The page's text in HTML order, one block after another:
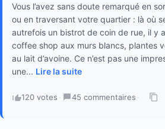
Vous l’avez sans doute remarqué en
ou en traversant votre quartier : là où
autrefois un bistrot de coin de rue, il y
coffee shop aux murs blancs, plantes
au lait d’avoine. Ce n’est pas une
une... Lire la suite
120 votes · 45 commentaires ·